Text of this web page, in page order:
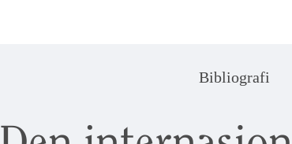
Bibliografi